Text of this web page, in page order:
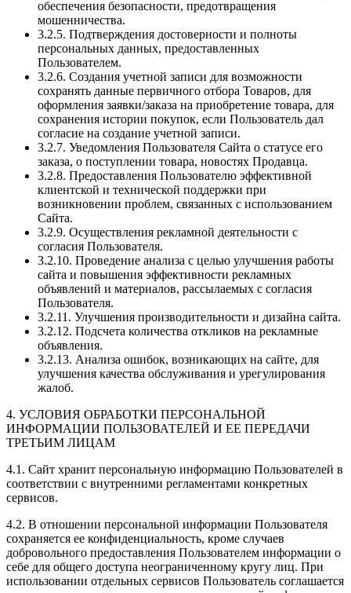
обеспечения безопасности, предотвращения
мошенничества.
3.2.5. Подтверждения достоверности и полноты
персональных данных, предоставленных
Пользователем.
3.2.6. Создания учетной записи для возможности
сохранять данные первичного отбора Товаров, для
оформления заявки/заказа на приобретение товара, для
сохранения истории покупок, если Пользователь дал
согласие на создание учетной записи.
3.2.7. Уведомления Пользователя Сайта о статусе его
заказа, о поступлении товара, новостях Продавца.
3.2.8. Предоставления Пользователю эффективной
клиентской и технической поддержки при
возникновении проблем, связанных с использованием
Сайта.
3.2.9. Осуществления рекламной деятельности с
согласия Пользователя.
3.2.10. Проведение анализа с целью улучшения работы
сайта и повышения эффективности рекламных
объявлений и материалов, рассылаемых с согласия
Пользователя.
3.2.11. Улучшения производительности и дизайна сайта.
3.2.12. Подсчета количества откликов на рекламные
объявления.
3.2.13. Анализа ошибок, возникающих на сайте, для
улучшения качества обслуживания и урегулирования
жалоб.
4. УСЛОВИЯ ОБРАБОТКИ ПЕРСОНАЛЬНОЙ
ИНФОРМАЦИИ ПОЛЬЗОВАТЕЛЕЙ И ЕЕ ПЕРЕДАЧИ
ТРЕТЬИМ ЛИЦАМ
4.1. Сайт хранит персональную информацию Пользователей в
соответствии с внутренними регламентами конкретных
сервисов.
4.2. В отношении персональной информации Пользователя
сохраняется ее конфиденциальность, кроме случаев
добровольного предоставления Пользователем информации о
себе для общего доступа неограниченному кругу лиц. При
использовании отдельных сервисов Пользователь соглашается